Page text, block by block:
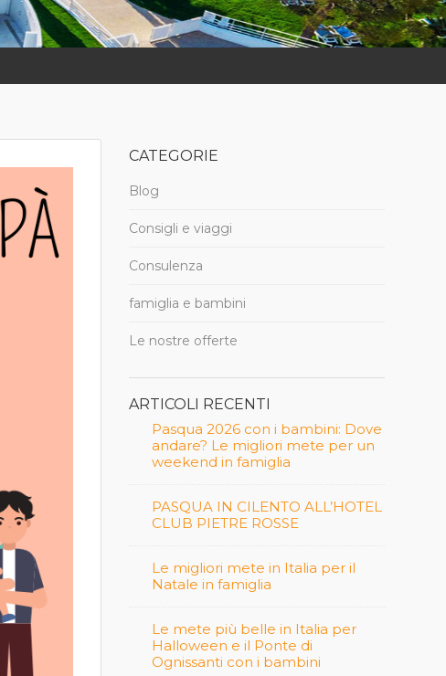
CATEGORIE
Blog
Consigli e viaggi
Consulenza
famiglia e bambini
Le nostre offerte
ARTICOLI RECENTI
Pasqua 2026 con i bambini: Dove
andare? Le migliori mete per un
weekend in famiglia
PASQUA IN CILENTO ALL’HOTEL
CLUB PIETRE ROSSE
Le migliori mete in Italia per il
Natale in famiglia
Le mete più belle in Italia per
Halloween e il Ponte di
Ognissanti con i bambini